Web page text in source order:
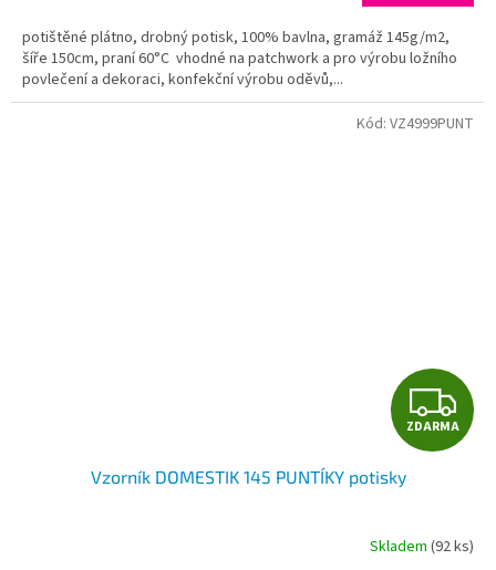
potištěné plátno, drobný potisk, 100% bavlna, gramáž 145g/m2,
šíře 150cm, praní 60°C vhodné na patchwork a pro výrobu ložního
povlečení a dekoraci, konfekční výrobu oděvů,...
Z
D
R
ZDARMA
Vzorník DOMESTIK 145 PUNTÍKY potisky
Skladem (92 ks)
Kód: VZ4999PUNT